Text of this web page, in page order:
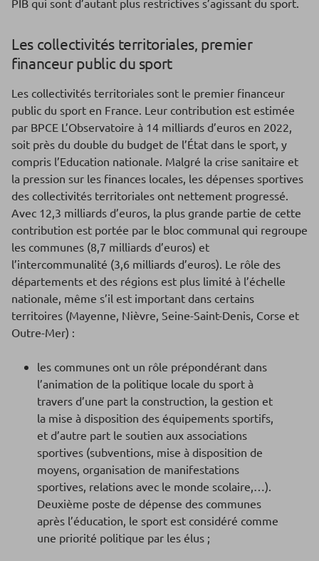
PIB qui sont d’autant plus restrictives s’agissant du sport.
Les collectivités territoriales, premier
financeur public du sport
Les collectivités territoriales sont le premier financeur
public du sport en France. Leur contribution est estimée
par BPCE L’Observatoire à 14 milliards d’euros en 2022,
soit près du double du budget de l’État dans le sport, y
compris l’Education nationale. Malgré la crise sanitaire et
la pression sur les finances locales, les dépenses sportives
des collectivités territoriales ont nettement progressé.
Avec 12,3 milliards d’euros, la plus grande partie de cette
contribution est portée par le bloc communal qui regroupe
les communes (8,7 milliards d’euros) et
l’intercommunalité (3,6 milliards d’euros). Le rôle des
départements et des régions est plus limité à l’échelle
nationale, même s’il est important dans certains
territoires (Mayenne, Nièvre, Seine-Saint-Denis, Corse et
Outre-Mer) :
les communes ont un rôle prépondérant dans
l’animation de la politique locale du sport à
travers d’une part la construction, la gestion et
la mise à disposition des équipements sportifs,
et d’autre part le soutien aux associations
sportives (subventions, mise à disposition de
moyens, organisation de manifestations
sportives, relations avec le monde scolaire,…).
Deuxième poste de dépense des communes
après l’éducation, le sport est considéré comme
une priorité politique par les élus ;